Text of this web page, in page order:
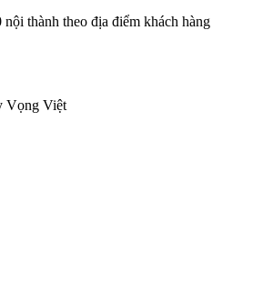
thành theo địa điểm khách hàng
Vọng Việt